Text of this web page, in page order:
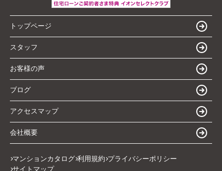
トップページ
スタッフ
お客様の声
ブログ
アクセスマップ
会社概要
マンションカタログ 利用規約 プライバシーポリシー
サイトマップ